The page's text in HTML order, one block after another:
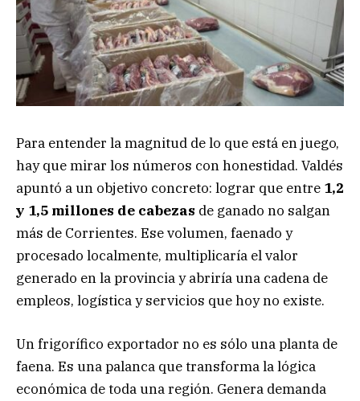
Para entender la magnitud de lo que está en juego,
hay que mirar los números con honestidad. Valdés
apuntó a un objetivo concreto: lograr que entre 1,2
y 1,5 millones de cabezas de ganado no salgan
más de Corrientes. Ese volumen, faenado y
procesado localmente, multiplicaría el valor
generado en la provincia y abriría una cadena de
empleos, logística y servicios que hoy no existe.
Un frigorífico exportador no es sólo una planta de
faena. Es una palanca que transforma la lógica
económica de toda una región. Genera demanda